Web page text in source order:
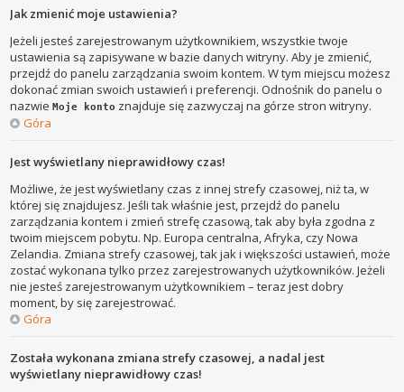
Jak zmienić moje ustawienia?
Jeżeli jesteś zarejestrowanym użytkownikiem, wszystkie twoje
ustawienia są zapisywane w bazie danych witryny. Aby je zmienić,
przejdź do panelu zarządzania swoim kontem. W tym miejscu możesz
dokonać zmian swoich ustawień i preferencji. Odnośnik do panelu o
nazwieMoje konto znajduje się zazwyczaj na górze stron witryny.
Góra
Jest wyświetlany nieprawidłowy czas!
Możliwe, że jest wyświetlany czas z innej strefy czasowej, niż ta, w
której się znajdujesz. Jeśli tak właśnie jest, przejdź do panelu
zarządzania kontem i zmień strefę czasową, tak aby była zgodna z
twoim miejscem pobytu. Np. Europa centralna, Afryka, czy Nowa
Zelandia. Zmiana strefy czasowej, tak jak i większości ustawień, może
zostać wykonana tylko przez zarejestrowanych użytkowników. Jeżeli
nie jesteś zarejestrowanym użytkownikiem – teraz jest dobry
moment, by się zarejestrować.
Góra
Została wykonana zmiana strefy czasowej, a nadal jest
wyświetlany nieprawidłowy czas!